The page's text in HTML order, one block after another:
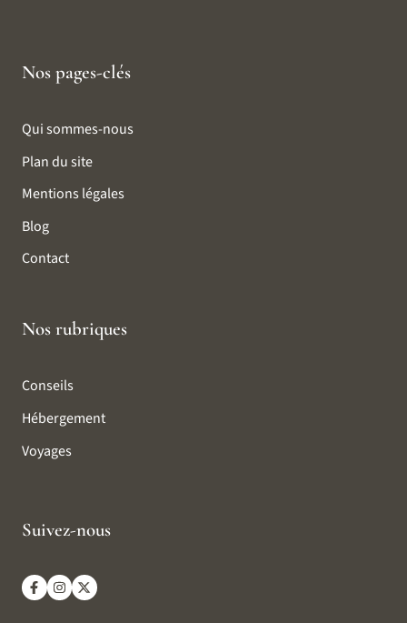
Nos pages-clés
Qui sommes-nous
Plan du site
Mentions légales
Blog
Contact
Nos rubriques
Conseils
Hébergement
Voyages
Suivez-nous